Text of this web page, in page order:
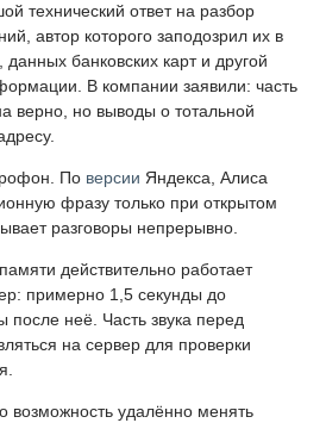
технический ответ на разбор
автор которого заподозрил их в
данных банковских карт и другой
В компании заявили: часть
верно, но выводы о тотальной
По версии Яндекса, Алиса
фразу только при открытом
разговоры непрерывно.
действительно работает
примерно 1,5 секунды до
после неё. Часть звука перед
на сервер для проверки
возможность удалённо менять